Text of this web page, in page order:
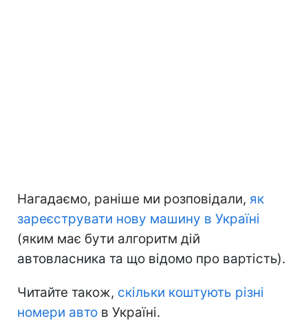
Нагадаємо, раніше ми розповідали, як
зареєструвати нову машину в Україні
(яким має бути алгоритм дій
автовласника та що відомо про вартість).
Читайте також, скільки коштують різні
номери авто в Україні.